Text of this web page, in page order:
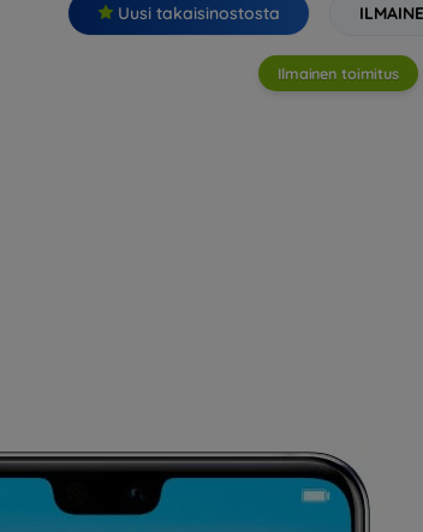
Uusi takaisinostosta
Ilmainen toimitus